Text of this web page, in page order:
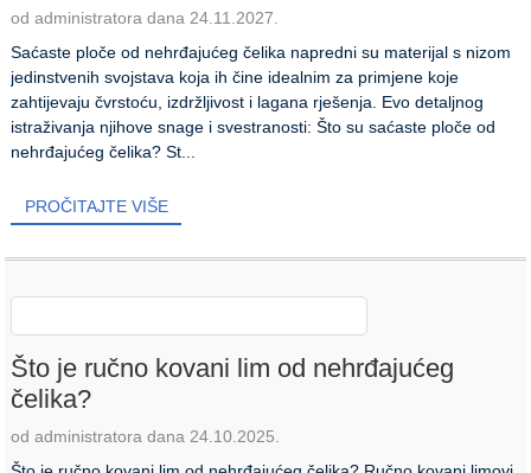
od administratora dana 24.11.2027.
Saćaste ploče od nehrđajućeg čelika napredni su materijal s nizom
jedinstvenih svojstava koja ih čine idealnim za primjene koje
zahtijevaju čvrstoću, izdržljivost i lagana rješenja. Evo detaljnog
istraživanja njihove snage i svestranosti: Što su saćaste ploče od
nehrđajućeg čelika? St...
PROČITAJTE VIŠE
Što je ručno kovani lim od nehrđajućeg
čelika?
od administratora dana 24.10.2025.